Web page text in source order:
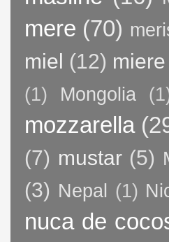
mere (70)
miel (12) miere
(1) Mongolia
mozzarella
(7) mustar (5)
(3) Nepal (1)
nuca de